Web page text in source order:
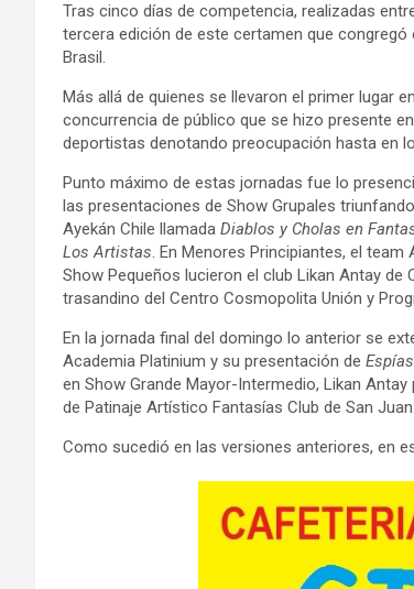
Tras cinco días de competencia, realizadas
tercera edición de este certamen que
Brasil.
Más allá de quienes se llevaron el primer lugar
concurrencia de público que se hizo presente
deportistas denotando preocupación hasta en
Punto máximo de estas jornadas fue lo
las presentaciones de Show Grupales
Ayekán Chile llamada Diablos y Cholas en
Los Artistas. En Menores Principiantes, el team
Show Pequeños lucieron el club Likan Antay de
trasandino del Centro Cosmopolita Unión y
En la jornada final del domingo lo anterior se
Academia Platinium y su presentación de Espías
en Show Grande Mayor-Intermedio, Likan Antay
de Patinaje Artístico Fantasías Club de San
Como sucedió en las versiones anteriores, en